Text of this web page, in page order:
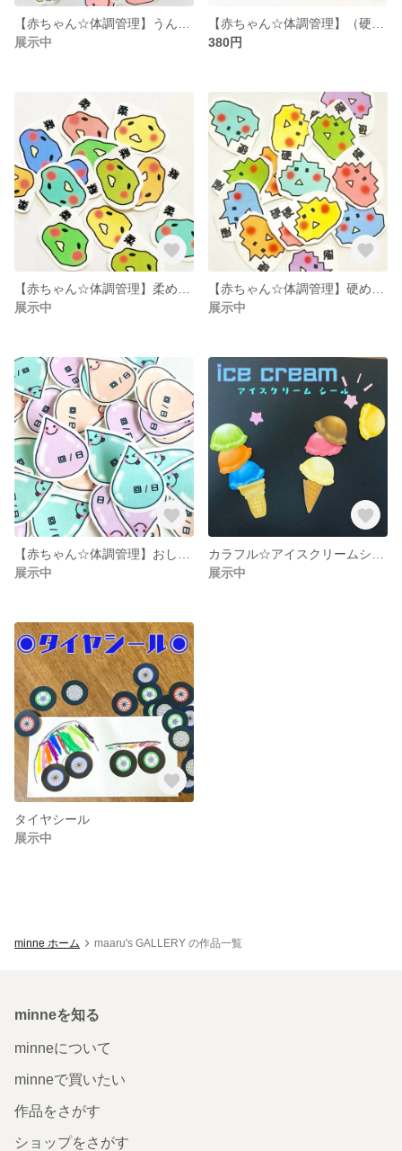
展示中
380円
展示中
展示中
展示中
展示中
タイヤシール
展示中
minne ホーム maaru's GALLERY の作品一覧
minneを知る
minneについて
minneで買いたい
作品をさがす
ショップをさがす